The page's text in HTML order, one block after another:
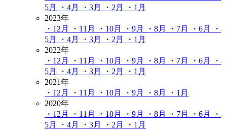
5月
・4月 ・3月 ・2月
・1月
2023年
・12月
・11月 ・10月 ・9月 ・8月 ・7月 ・6月
・
5月
・4月 ・3月 ・2月
・1月
2022年
・12月
・11月 ・10月 ・9月 ・8月 ・7月 ・6月
・
5月
・4月 ・3月 ・2月
・1月
2021年
・12月
・11月 ・10月 ・9月 ・8月
・1月
2020年
・12月
・11月 ・10月 ・9月 ・8月 ・7月 ・6月
・
5月
・4月 ・3月 ・2月
・1月